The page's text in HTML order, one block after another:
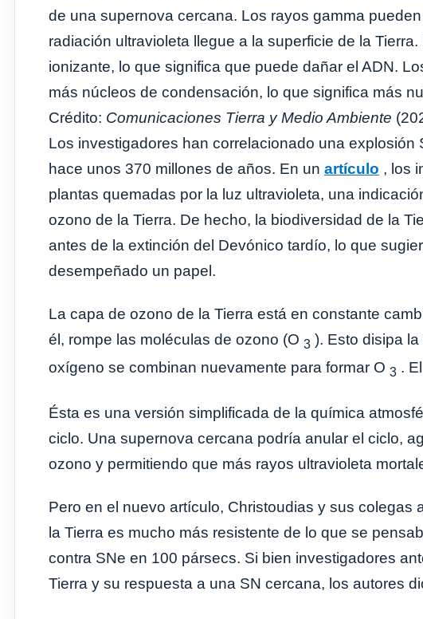
de una supernova cercana. Los rayos gamma
radiación ultravioleta llegue a la superficie de la
ionizante, lo que significa que puede dañar el ADN.
más núcleos de condensación, lo que significa más
Crédito: Comunicaciones Tierra y Medio Ambiente
Los investigadores han correlacionado una
hace unos 370 millones de años. En un artículo , los
plantas quemadas por la luz ultravioleta, una
ozono de la Tierra. De hecho, la biodiversidad de la
antes de la extinción del Devónico tardío, lo que
desempeñado un papel.
La capa de ozono de la Tierra está en constante
él, rompe las moléculas de ozono (O 3 ). Esto disipa
oxígeno se combinan nuevamente para formar O 3 .
Ésta es una versión simplificada de la química
ciclo. Una supernova cercana podría anular el ciclo,
ozono y permitiendo que más rayos ultravioleta
Pero en el nuevo artículo, Christoudias y sus colegas
la Tierra es mucho más resistente de lo que se
contra SNe en 100 pársecs. Si bien investigadores
Tierra y su respuesta a una SN cercana, los autores